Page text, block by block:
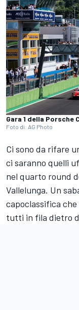
Gara 1 della Porsche
Foto di: AG Photo
Ci sono da rifare
ci saranno quelli
nel quarto round
Vallelunga. Un
capoclassifica
tutti in fila dietro